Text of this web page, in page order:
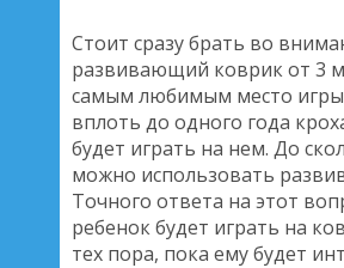
Стоит сразу брать во
развивающий коврик от 3
самым любимым место игры
вплоть до одного года
будет играть на нем. До
можно использовать
Точного ответа на этот
ребенок будет играть на
тех пора, пока ему будет